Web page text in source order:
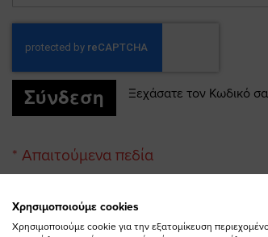
Σύνδεση Ξεχάσατε τον Κωδικό
Χρησιμοποιούμε cookies
Χρησιμοποιούμε cookie για την εξατομίκευση